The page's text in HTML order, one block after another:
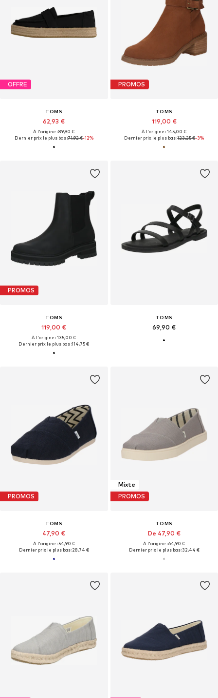
OFFRE
TOMS
62,93 €
À l'origine : 89,90 €
Dernier prix le plus bas :71,92 €-12%
PROMOS
TOMS
119,00 €
À l'origine : 145,00 €
Dernier prix le plus bas :123,25 €-3%
PROMOS
TOMS
119,00 €
À l'origine : 135,00 €
Dernier prix le plus bas :114,75 €
TOMS
69,90 €
PROMOS
TOMS
47,90 €
À l'origine : 54,90 €
Dernier prix le plus bas :28,74 €
Mixte
PROMOS
TOMS
De 47,90 €
À l'origine : 64,90 €
Dernier prix le plus bas :32,44 €